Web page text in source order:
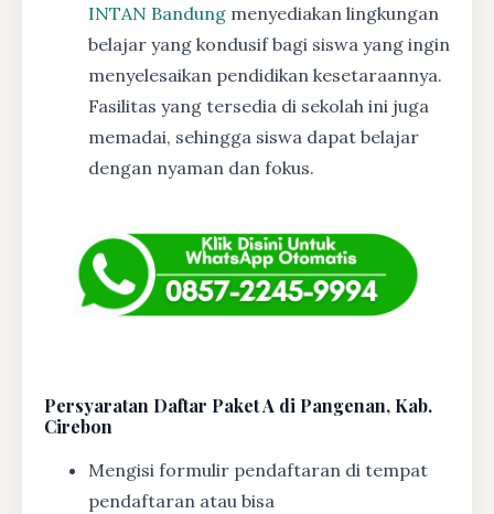
INTAN Bandung menyediakan lingkungan
belajar yang kondusif bagi siswa yang ingin
menyelesaikan pendidikan kesetaraannya.
Fasilitas yang tersedia di sekolah ini juga
memadai, sehingga siswa dapat belajar
dengan nyaman dan fokus.
Persyaratan Daftar Paket A di Pangenan, Kab.
Cirebon
Mengisi formulir pendaftaran di tempat
pendaftaran atau bisa